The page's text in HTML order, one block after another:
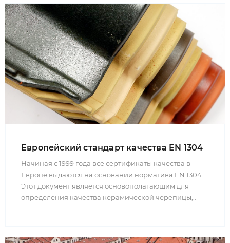
Европейский стандарт качества EN 1304
Начиная с 1999 года все сертификаты качества в
Европе выдаются на основании норматива EN 1304.
Этот документ является основополагающим для
определения качества керамической черепицы,..